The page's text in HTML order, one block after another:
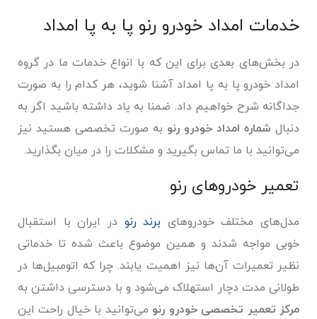
خدمات امداد خودرو رنو پا به‌ پا امداد
در بخش‌های بعدی برای این که با انواع خدمات ما در گروه
امداد خودرو پا به پا امداد آشنا شوید، هر کدام را به صورت
جداگانه شرح خواهیم داد. ضمنا به یاد داشته باشید اگر به
دنبال شماره امداد خودرو رنو به صورت تخصصی هستید نیز
می‌توانید با ما تماس بگیرید و مشکلات را در میان بگذارید.
تعمیر خودروهای رنو
مدل‌های مختلف خودروهای برند رنو در ایران با استقبال
خوبی مواجه شدند و همین موضوع باعث شده تا خدماتی
نظیر تعمیرات آن‌ها نیز اهمیت یابند. چرا که اتومبیل‌ها در
طولانی مدت دچار استهلاک می‌شود و با دسترسی داشتن به
مرکز تعمیر تخصصی خودرو رنو می‌توانید با خیال راحت این